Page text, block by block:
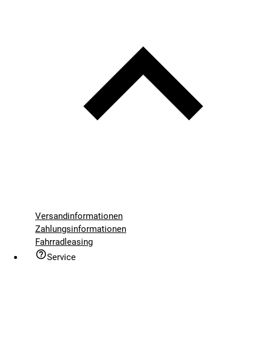
Versandinformationen
Zahlungsinformationen
Fahrradleasing
Service